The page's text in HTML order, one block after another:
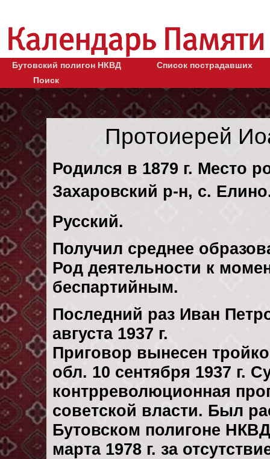
Бутовский полигон НКВД
Список пострадавших
Поиск
Протоиерей
Родился в 1879 г. Место
Захаровский р-н, с.
Русский.
Получил среднее
Род деятельности к
беспартийным.
Последний раз Иван
августа 1937 г.
Приговор вынесен
обл. 10 сентября 1937 г.
контрреволюционная
советской власти. Был
Бутовском полигоне
марта 1978 г. за